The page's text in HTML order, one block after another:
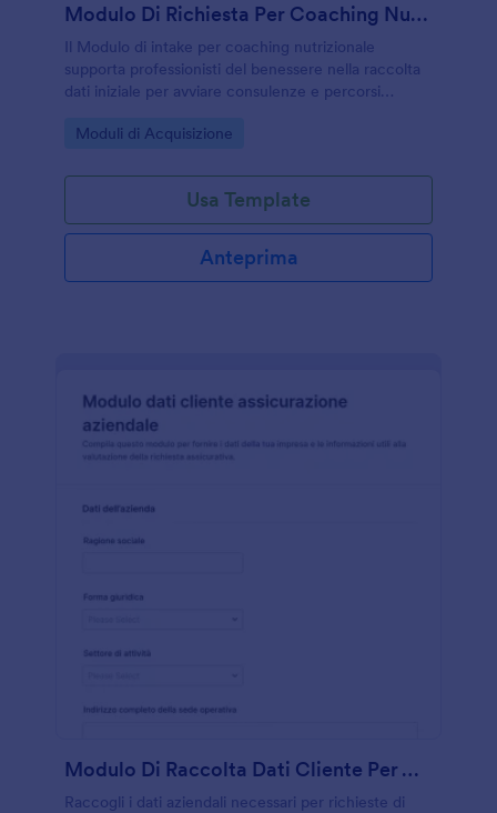
Modulo Di Richiesta Per Coaching Nutrizionale
Il Modulo di intake per coaching nutrizionale
supporta professionisti del benessere nella raccolta
dati iniziale per avviare consulenze e percorsi
compilazione online con Jotform.
Go to Category:
Moduli di Acquisizione
Usa Template
Anteprima
Modulo Di Raccolta Dati Cliente Per Assicurazioni Aziendali
Raccogli i dati aziendali necessari per richieste di